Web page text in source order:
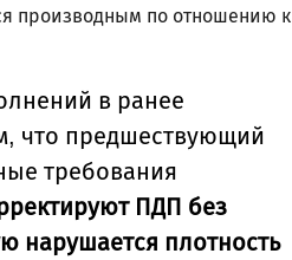
производным по отношению к
в ранее
что предшествующий
требования
ПДП без
нарушается плотность